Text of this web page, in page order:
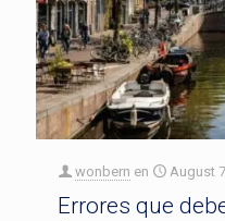
wonbern en August
Errores que